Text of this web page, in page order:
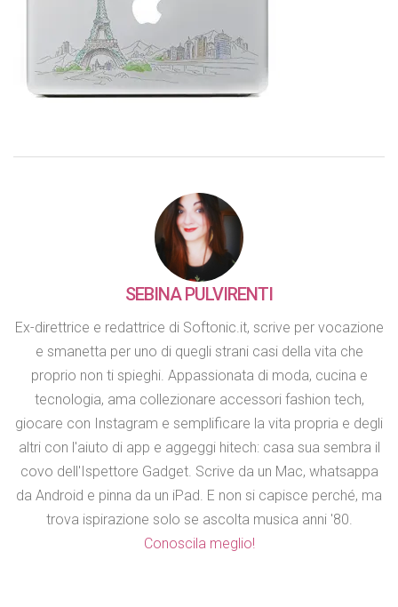
SEBINA PULVIRENTI
Ex-direttrice e redattrice di Softonic.it, scrive per vocazione
e smanetta per uno di quegli strani casi della vita che
proprio non ti spieghi. Appassionata di moda, cucina e
tecnologia, ama collezionare accessori fashion tech,
giocare con Instagram e semplificare la vita propria e degli
altri con l'aiuto di app e aggeggi hitech: casa sua sembra il
covo dell'Ispettore Gadget. Scrive da un Mac, whatsappa
da Android e pinna da un iPad. E non si capisce perché, ma
trova ispirazione solo se ascolta musica anni '80.
Conoscila meglio!